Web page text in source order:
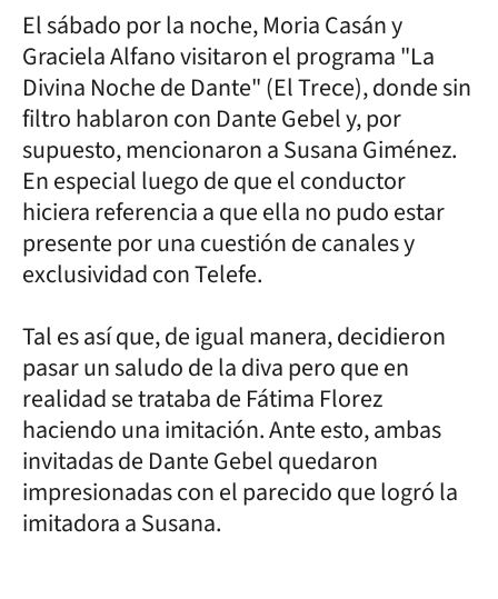
El sábado por la noche, Moria Casán y
Graciela Alfano visitaron el programa "La
Divina Noche de Dante" (El Trece), donde sin
filtro hablaron con Dante Gebel y, por
supuesto, mencionaron a Susana Giménez.
En especial luego de que el conductor
hiciera referencia a que ella no pudo estar
presente por una cuestión de canales y
exclusividad con Telefe.
Tal es así que, de igual manera, decidieron
pasar un saludo de la diva pero que en
realidad se trataba de Fátima Florez
haciendo una imitación. Ante esto, ambas
invitadas de Dante Gebel quedaron
impresionadas con el parecido que logró la
imitadora a Susana.